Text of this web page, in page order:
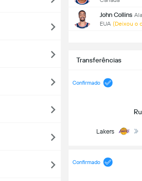
John Collins
EUA (Deixou o
Transferências
Confirmado
Lakers
Confirmado